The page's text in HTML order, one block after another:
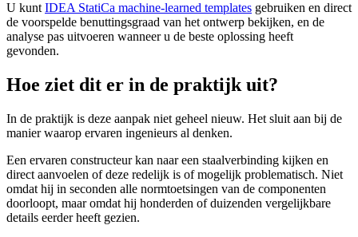
U kunt IDEA StatiCa machine-learned templates gebruiken en direct
de voorspelde benuttingsgraad van het ontwerp bekijken, en de
analyse pas uitvoeren wanneer u de beste oplossing heeft
gevonden.
Hoe ziet dit er in de praktijk uit?
In de praktijk is deze aanpak niet geheel nieuw. Het sluit aan bij de
manier waarop ervaren ingenieurs al denken.
Een ervaren constructeur kan naar een staalverbinding kijken en
direct aanvoelen of deze redelijk is of mogelijk problematisch. Niet
omdat hij in seconden alle normtoetsingen van de componenten
doorloopt, maar omdat hij honderden of duizenden vergelijkbare
details eerder heeft gezien.